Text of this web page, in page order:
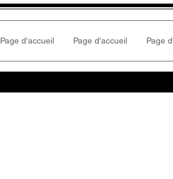
Page d'accueil Page d'accueil Page